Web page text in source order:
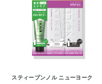
スティーブンノル ニューヨーク